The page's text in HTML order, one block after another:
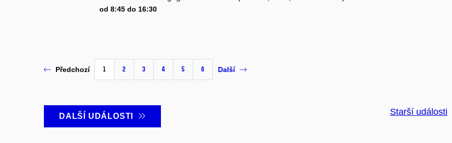
od 8:45 do 16:30
Předchozí 1 2 3 4 5 6 Další
DALŠÍ UDÁLOSTI Starší události